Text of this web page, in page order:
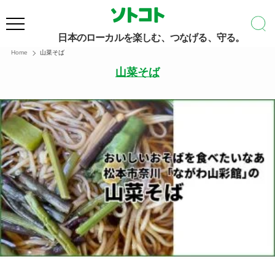
日本のローカルを楽しむ、つなげる、守る。
Home 山菜そば
山菜そば